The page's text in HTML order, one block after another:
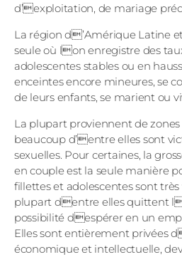
d’exploitation, de mariage
La région d’Amérique Latine
seule où lon enregistre des
adolescentes stables ou en
enceintes encore mineures, se
de leurs enfants, se marient ou
La plupart proviennent de zones
beaucoup d’entre elles sont
sexuelles. Pour certaines, la
en couple est la seule manière
fillettes et adolescentes sont
plupart dentre elles quittent
possibilité despérer en un
Elles sont entièrement privées
économique et intellectuelle,